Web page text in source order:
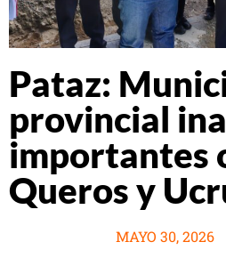
Pataz:
provincial
importantes
Queros y
MAYO 30, 2026